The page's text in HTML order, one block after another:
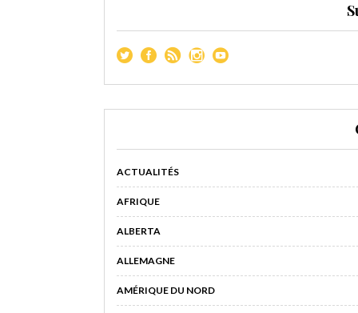
ACTUALITÉS
AFRIQUE
ALBERTA
ALLEMAGNE
AMÉRIQUE DU NORD